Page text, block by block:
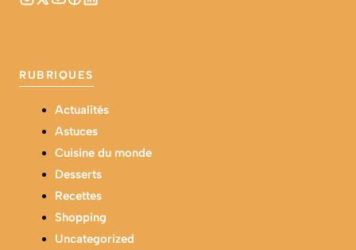
RUBRIQUES
Actualités
Astuces
Cuisine du monde
Desserts
Recettes
Shopping
Uncategorized